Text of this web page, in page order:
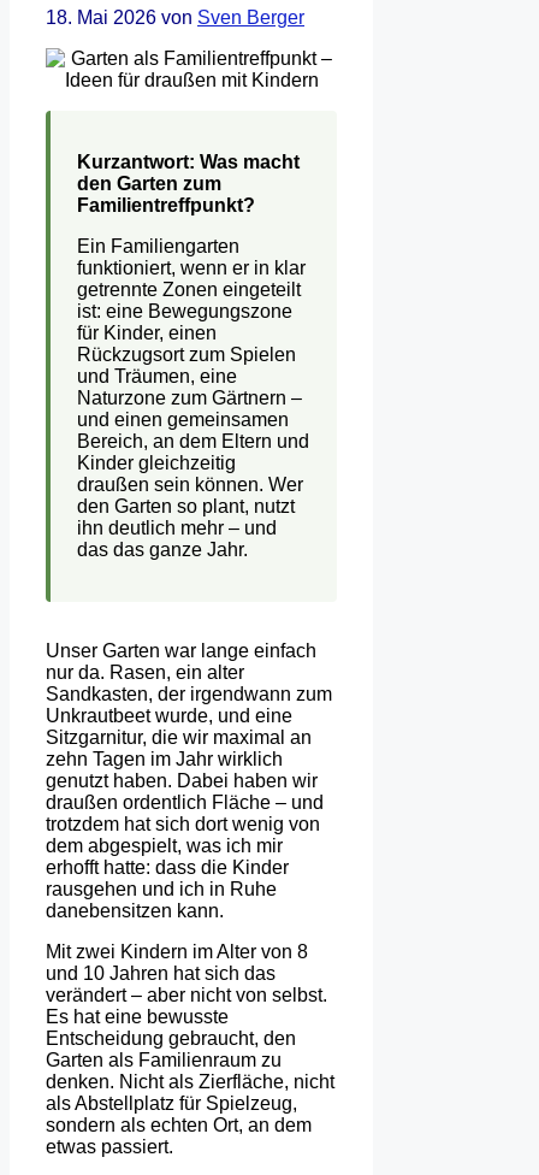
18. Mai 2026 von Sven Berger
Kurzantwort: Was macht
den Garten zum
Familientreffpunkt?
Ein Familiengarten
funktioniert, wenn er in klar
getrennte Zonen eingeteilt
ist: eine Bewegungszone
für Kinder, einen
Rückzugsort zum Spielen
und Träumen, eine
Naturzone zum Gärtnern –
und einen gemeinsamen
Bereich, an dem Eltern und
Kinder gleichzeitig
draußen sein können. Wer
den Garten so plant, nutzt
ihn deutlich mehr – und
das das ganze Jahr.
Unser Garten war lange einfach
nur da. Rasen, ein alter
Sandkasten, der irgendwann zum
Unkrautbeet wurde, und eine
Sitzgarnitur, die wir maximal an
zehn Tagen im Jahr wirklich
genutzt haben. Dabei haben wir
draußen ordentlich Fläche – und
trotzdem hat sich dort wenig von
dem abgespielt, was ich mir
erhofft hatte: dass die Kinder
rausgehen und ich in Ruhe
danebensitzen kann.
Mit zwei Kindern im Alter von 8
und 10 Jahren hat sich das
verändert – aber nicht von selbst.
Es hat eine bewusste
Entscheidung gebraucht, den
Garten als Familienraum zu
denken. Nicht als Zierfläche, nicht
als Abstellplatz für Spielzeug,
sondern als echten Ort, an dem
etwas passiert.